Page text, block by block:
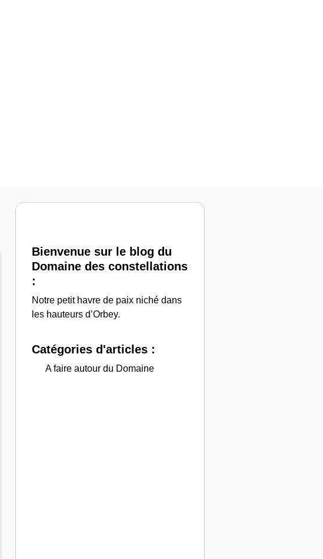
Bienvenue sur le blog du
Domaine des constellations
:
Notre petit havre de paix niché dans
les hauteurs d’Orbey.
Catégories d'articles :
A faire autour du Domaine